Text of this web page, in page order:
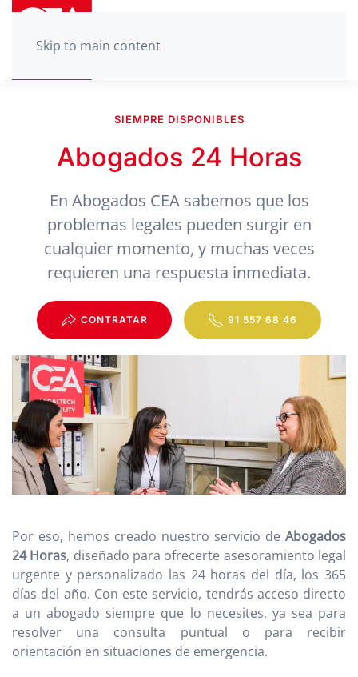
Skip to main content
SIEMPRE DISPONIBLES
Abogados 24 Horas
En Abogados CEA sabemos que los
problemas legales pueden surgir en
cualquier momento, y muchas veces
requieren una respuesta inmediata.
CONTRATAR 91 557 68 46
Por eso, hemos creado nuestro servicio de Abogados
24 Horas, diseñado para ofrecerte asesoramiento legal
urgente y personalizado las 24 horas del día, los 365
días del año. Con este servicio, tendrás acceso directo
a un abogado siempre que lo necesites, ya sea para
resolver una consulta puntual o para recibir
orientación en situaciones de emergencia.